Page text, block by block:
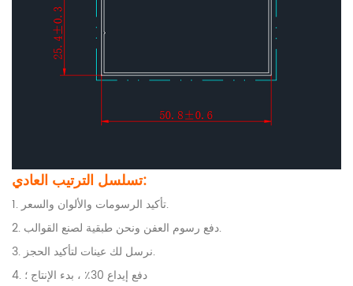
تسلسل الترتيب العادي:
1. تأكيد الرسومات والألوان والسعر.
2. دفع رسوم العفن ونحن طبقية لصنع القوالب.
3. نرسل لك عينات لتأكيد الحجز.
4. دفع إيداع 30٪ ، بدء الإنتاج ؛